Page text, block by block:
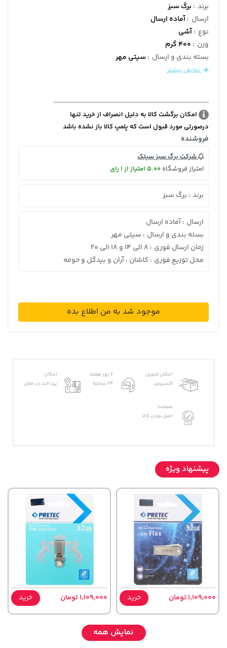
برند : برگ سبز
ارسال :آماده ارسال
نوع :آشی
وزن : 400 گرم
بسته بندی و ارسال :سیتی مهر
نمایش بیشتر
امکان برگشت کالا به دلیل انصراف از خرید تنها
درصورتی مورد قبول است که پلمپ کالا باز نشده باشد
فروشنده
شرکت برگ سبز سیلک
امتیاز فروشگاه 5.00 امتیاز از 1 رای
برند : برگ سبز
ارسال : آماده ارسال
بسته بندی و ارسال : سیتی مهر
زمان ارسال فوری : 8 الی 14 و 18 الی 20
محل توزیع فوری : کاشان ، آران و بیدگل و حومه
موجود شد به من اطلاع بده
امکان تحویل
اکسپرس
7 روز هفته
24 ساعته
امکان
پرداخت در محل
ضمانت
اصل بودن کالا
پیشنهاد ویژه
1,109,000 تومان خرید 1,109,000 تومان خرید
نمایش همه